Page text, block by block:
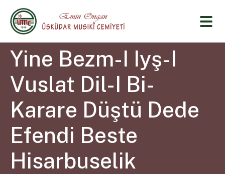
Yine Bezm-I Iyş-I
Vuslat Dil-I Bi-
Karare Düştü Dede
Efendi Beste
Hisarbuselik